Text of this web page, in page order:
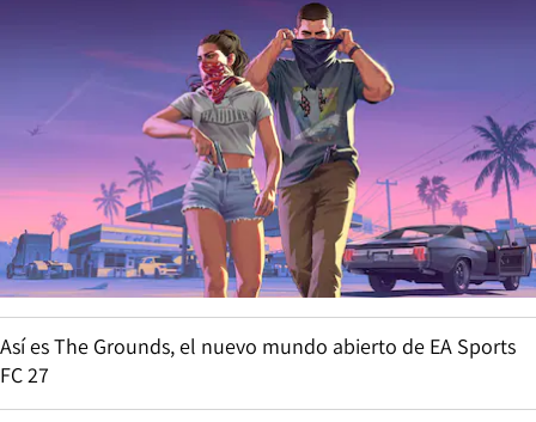
Así es The Grounds, el nuevo mundo abierto de EA Sports
FC 27